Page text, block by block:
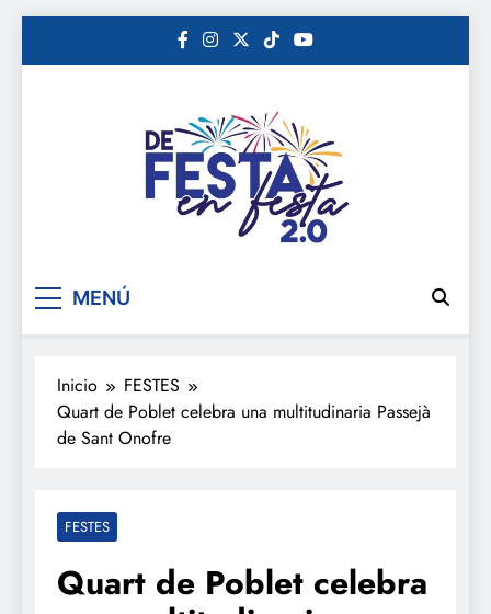
De festa en festa 2.0
MENÚ
Inicio
FESTES
Quart de Poblet celebra una multitudinaria Passejà
de Sant Onofre
FESTES
Quart de Poblet celebra